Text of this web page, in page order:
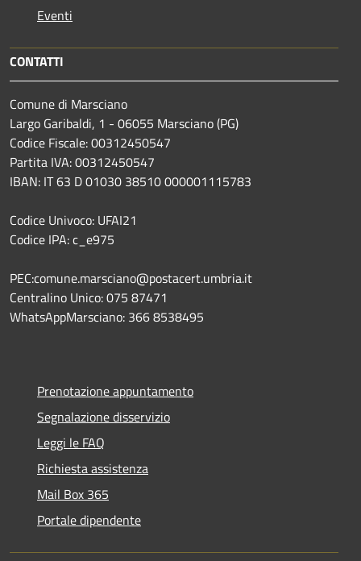
Eventi
CONTATTI
Comune di Marsciano
Largo Garibaldi, 1 - 06055 Marsciano (PG)
Codice Fiscale: 00312450547
Partita IVA: 00312450547
IBAN: IT 63 D 01030 38510 000001115783
Codice Univoco: UFAI21
Codice IPA: c_e975
PEC:comune.marsciano@postacert.umbria.it
Centralino Unico: 075 87471
WhatsAppMarsciano: 366 8538495
Prenotazione appuntamento
Segnalazione disservizio
Leggi le FAQ
Richiesta assistenza
Mail Box 365
Portale dipendente